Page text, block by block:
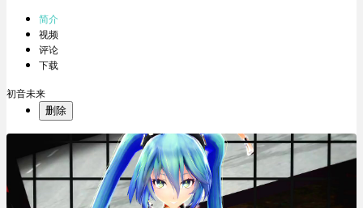
简介
视频
评论
下载
初音未来
删除